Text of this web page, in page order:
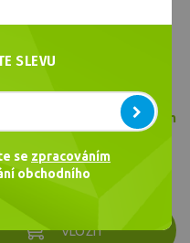
Skladem
VLOŽIT
SLEVU
se zpracováním
obchodního